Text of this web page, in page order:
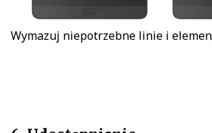
Wymazuj niepotrzebne linie i